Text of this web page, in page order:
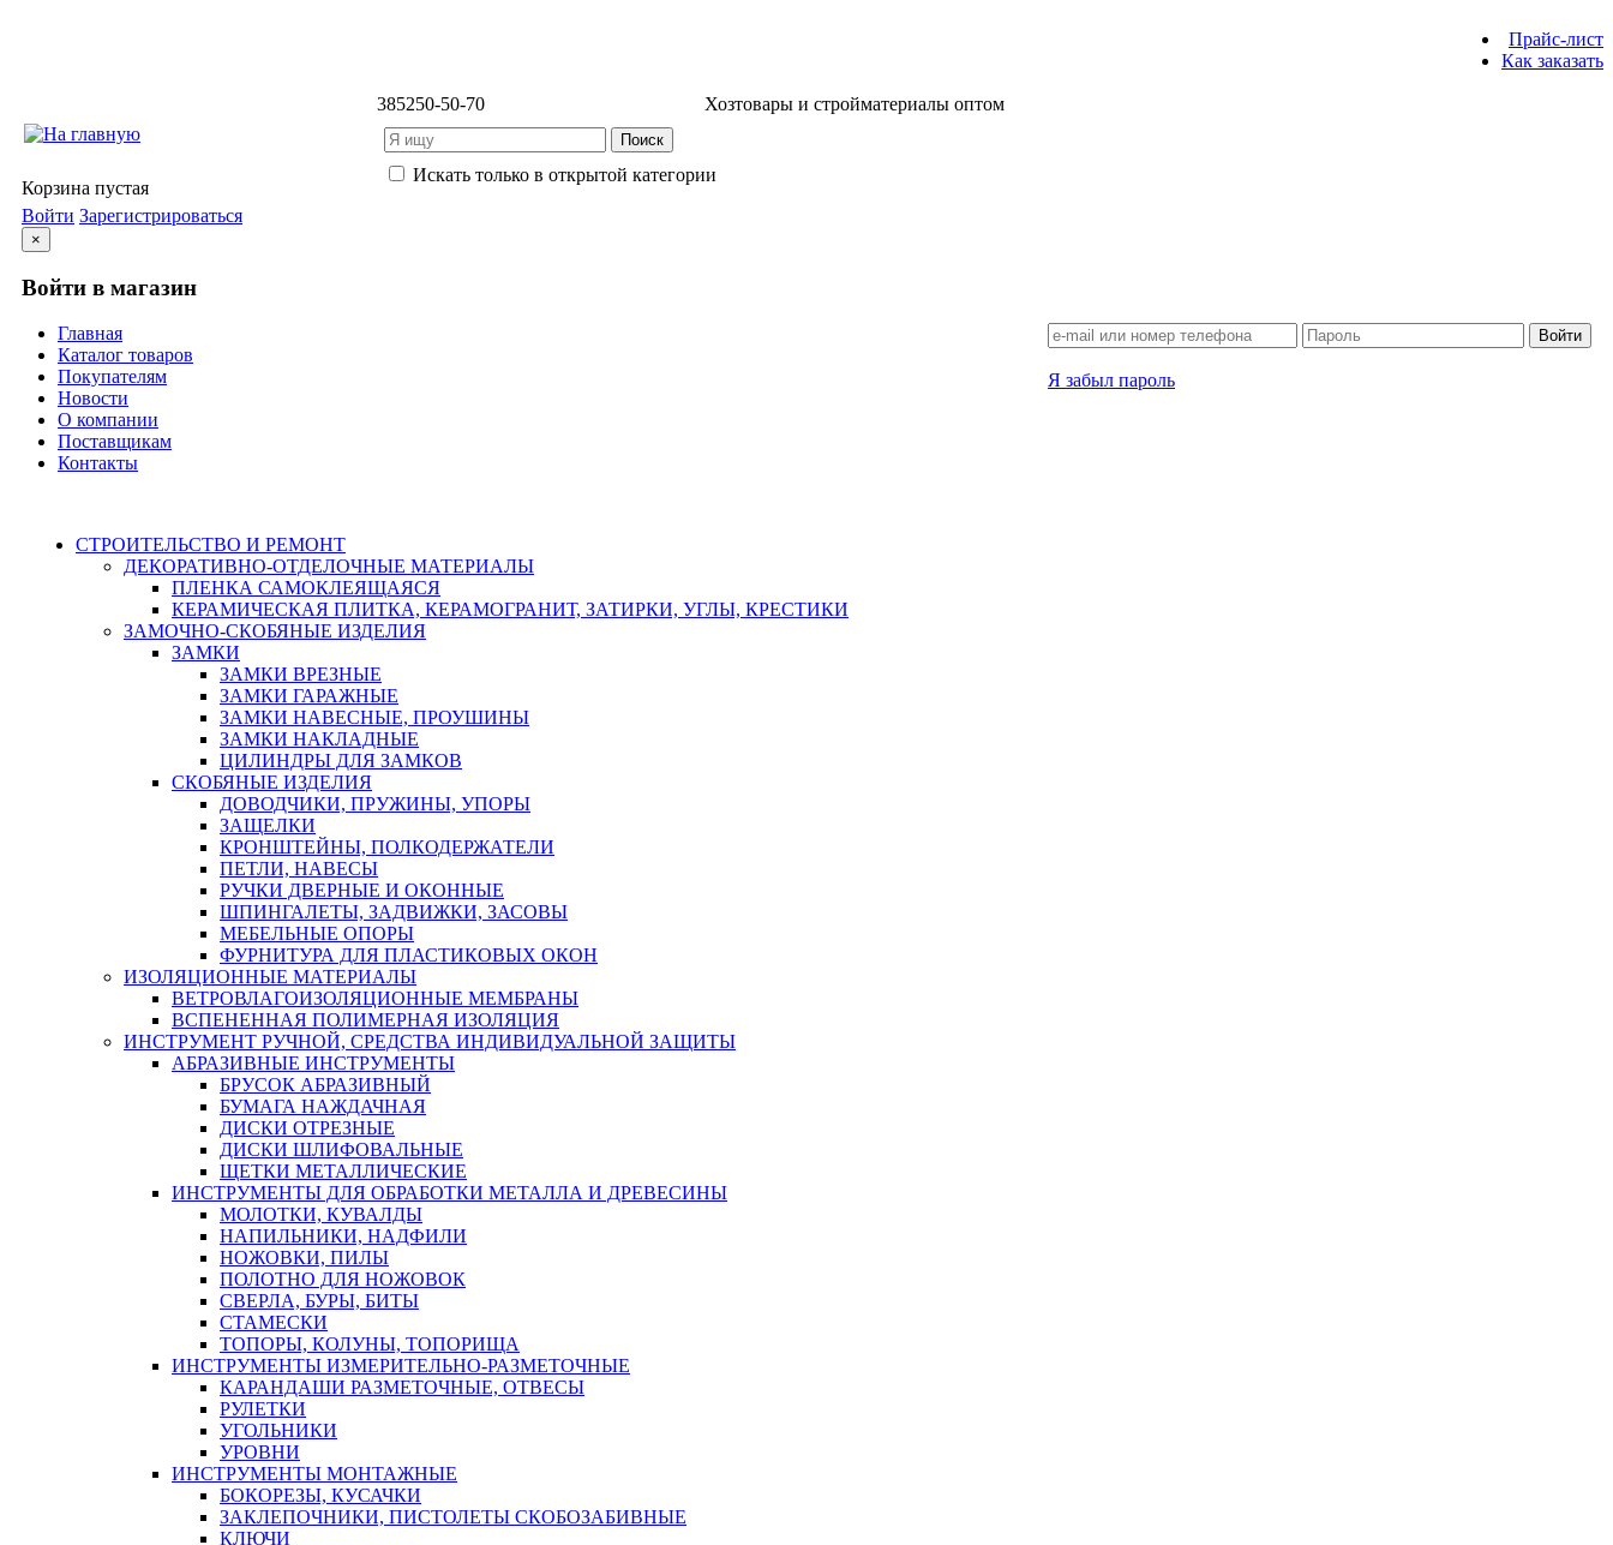
Прайс-лист
Как заказать
385250-50-70 Хозтовары и стройматериалы оптом
Искать только в открытой категории
Корзина пустая
Войти Зарегистрироваться
×
Войти в магазин
Войти
Я забыл пароль
Главная
Каталог товаров
Покупателям
Новости
О компании
Поставщикам
Контакты
СТРОИТЕЛЬСТВО И РЕМОНТ
ДЕКОРАТИВНО-ОТДЕЛОЧНЫЕ МАТЕРИАЛЫ
ПЛЕНКА САМОКЛЕЯЩАЯСЯ
КЕРАМИЧЕСКАЯ ПЛИТКА, КЕРАМОГРАНИТ, ЗАТИРКИ, УГЛЫ, КРЕСТИКИ
ЗАМОЧНО-СКОБЯНЫЕ ИЗДЕЛИЯ
ЗАМКИ
ЗАМКИ ВРЕЗНЫЕ
ЗАМКИ ГАРАЖНЫЕ
ЗАМКИ НАВЕСНЫЕ, ПРОУШИНЫ
ЗАМКИ НАКЛАДНЫЕ
ЦИЛИНДРЫ ДЛЯ ЗАМКОВ
СКОБЯНЫЕ ИЗДЕЛИЯ
ДОВОДЧИКИ, ПРУЖИНЫ, УПОРЫ
ЗАЩЕЛКИ
КРОНШТЕЙНЫ, ПОЛКОДЕРЖАТЕЛИ
ПЕТЛИ, НАВЕСЫ
РУЧКИ ДВЕРНЫЕ И ОКОННЫЕ
ШПИНГАЛЕТЫ, ЗАДВИЖКИ, ЗАСОВЫ
МЕБЕЛЬНЫЕ ОПОРЫ
ФУРНИТУРА ДЛЯ ПЛАСТИКОВЫХ ОКОН
ИЗОЛЯЦИОННЫЕ МАТЕРИАЛЫ
ВЕТРОВЛАГОИЗОЛЯЦИОННЫЕ МЕМБРАНЫ
ВСПЕНЕННАЯ ПОЛИМЕРНАЯ ИЗОЛЯЦИЯ
ИНСТРУМЕНТ РУЧНОЙ, СРЕДСТВА ИНДИВИДУАЛЬНОЙ ЗАЩИТЫ
АБРАЗИВНЫЕ ИНСТРУМЕНТЫ
БРУСОК АБРАЗИВНЫЙ
БУМАГА НАЖДАЧНАЯ
ДИСКИ ОТРЕЗНЫЕ
ДИСКИ ШЛИФОВАЛЬНЫЕ
ЩЕТКИ МЕТАЛЛИЧЕСКИЕ
ИНСТРУМЕНТЫ ДЛЯ ОБРАБОТКИ МЕТАЛЛА И ДРЕВЕСИНЫ
МОЛОТКИ, КУВАЛДЫ
НАПИЛЬНИКИ, НАДФИЛИ
НОЖОВКИ, ПИЛЫ
ПОЛОТНО ДЛЯ НОЖОВОК
СВЕРЛА, БУРЫ, БИТЫ
СТАМЕСКИ
ТОПОРЫ, КОЛУНЫ, ТОПОРИЩА
ИНСТРУМЕНТЫ ИЗМЕРИТЕЛЬНО-РАЗМЕТОЧНЫЕ
КАРАНДАШИ РАЗМЕТОЧНЫЕ, ОТВЕСЫ
РУЛЕТКИ
УГОЛЬНИКИ
УРОВНИ
ИНСТРУМЕНТЫ МОНТАЖНЫЕ
БОКОРЕЗЫ, КУСАЧКИ
ЗАКЛЕПОЧНИКИ, ПИСТОЛЕТЫ СКОБОЗАБИВНЫЕ
КЛЮЧИ